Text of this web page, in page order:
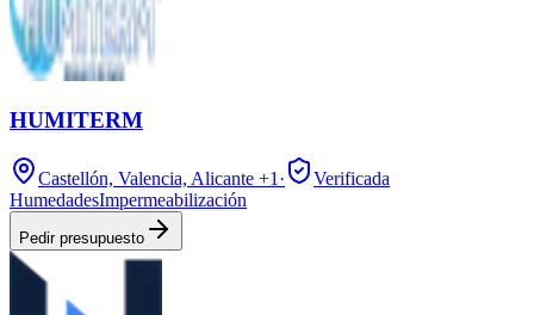
HUMITERM
Castellón, Valencia, Alicante +1 ·
Verificada
HumedadesImpermeabilización
Pedir presupuesto